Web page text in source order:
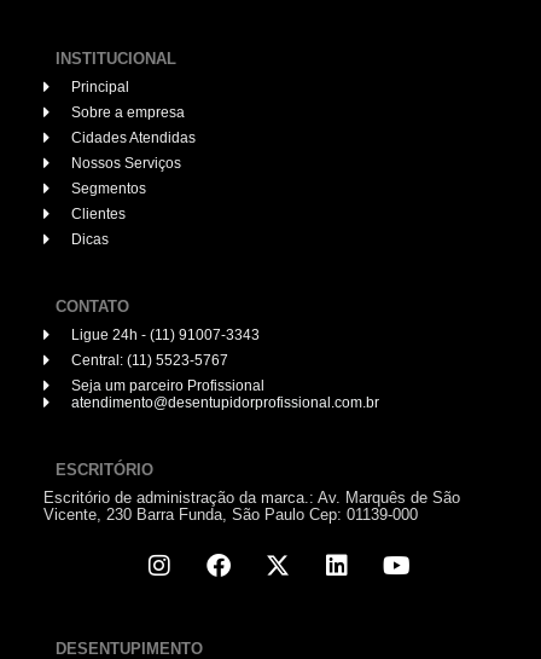
INSTITUCIONAL
Principal
Sobre a empresa
Cidades Atendidas
Nossos Serviços
Segmentos
Clientes
Dicas
CONTATO
Ligue 24h - (11) 91007-3343
Central: (11) 5523-5767
Seja um parceiro Profissional
atendimento@desentupidorprofissional.com.br
ESCRITÓRIO
Escritório de administração da marca.: Av. Marquês de São
Vicente, 230 Barra Funda, São Paulo Cep: 01139-000
DESENTUPIMENTO